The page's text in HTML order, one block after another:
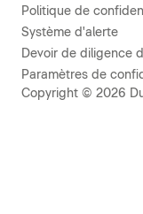
Politique de
Système d'alerte
Devoir de diligence
Paramètres de
Copyright © 2026